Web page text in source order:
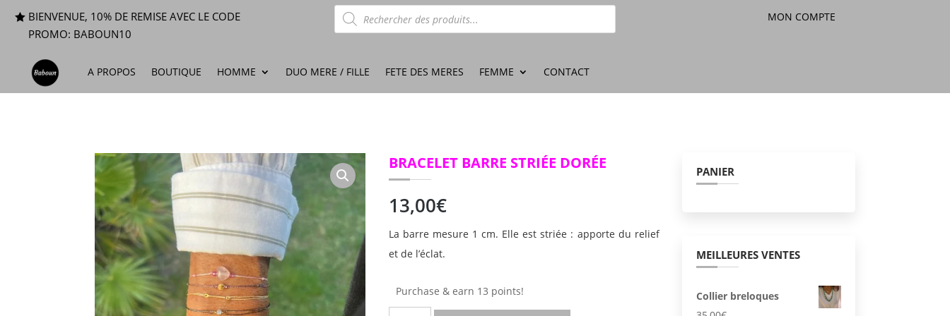
BIENVENUE, 10% DE REMISE AVEC LE CODE
PROMO: BABOUN10
Recherche
de
produits
MON COMPTE
A PROPOS BOUTIQUE HOMME DUO MERE / FILLE FETE DES MERES FEMME CONTACT
BRACELET BARRE STRIÉE DORÉE
13,00€
La barre mesure 1 cm. Elle est striée : apporte du relief
et de l’éclat.
Purchase & earn 13 points!
PANIER
MEILLEURES VENTES
Collier breloques